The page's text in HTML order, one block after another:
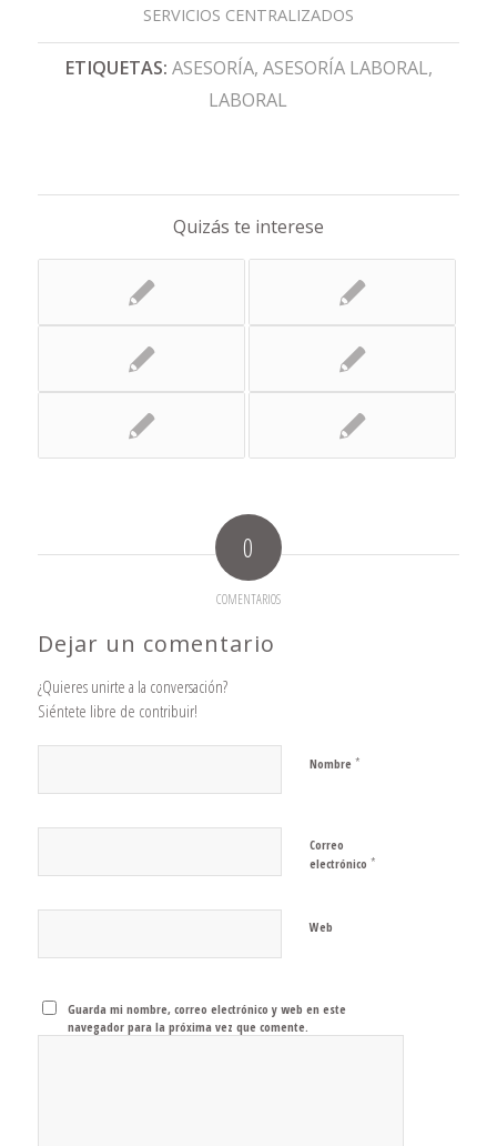
SERVICIOS CENTRALIZADOS
ETIQUETAS: ASESORÍA, ASESORÍA LABORAL,
LABORAL
Quizás te interese
0
COMENTARIOS
Dejar un comentario
¿Quieres unirte a la conversación?
Siéntete libre de contribuir!
Nombre *
Correo
electrónico *
Web
Guarda mi nombre, correo electrónico y web en este
navegador para la próxima vez que comente.